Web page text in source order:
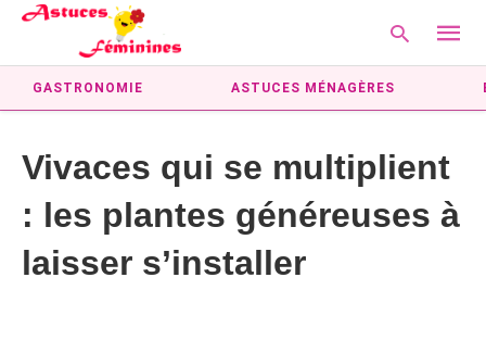
Type
search
query
GASTRONOMIE ASTUCES MÉNAGÈRES
Vivaces qui se multiplient
: les plantes généreuses à
laisser s’installer